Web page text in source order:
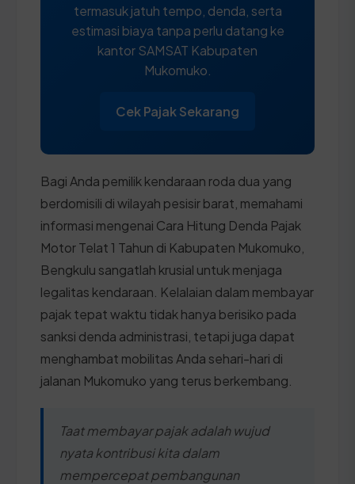
termasuk jatuh tempo, denda, serta
estimasi biaya tanpa perlu datang ke
kantor SAMSAT Kabupaten
Mukomuko.
Cek Pajak Sekarang
Bagi Anda pemilik kendaraan roda dua yang
berdomisili di wilayah pesisir barat, memahami
informasi mengenai Cara Hitung Denda Pajak
Motor Telat 1 Tahun di Kabupaten Mukomuko,
Bengkulu sangatlah krusial untuk menjaga
legalitas kendaraan. Kelalaian dalam membayar
pajak tepat waktu tidak hanya berisiko pada
sanksi denda administrasi, tetapi juga dapat
menghambat mobilitas Anda sehari-hari di
jalanan Mukomuko yang terus berkembang.
Taat membayar pajak adalah wujud
nyata kontribusi kita dalam
mempercepat pembangunan